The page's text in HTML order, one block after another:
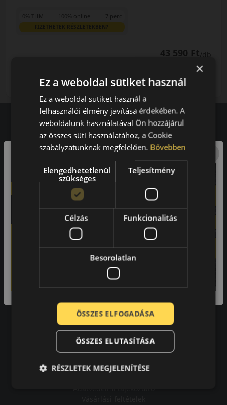
0% THM 100% online 7 perc
FIZETHETEK RÉSZLETEKBEN?
43 590 Ft/db
Kuponkód másolása
db KOSÁRBA
Vásárlói vélemények
97.76%
a vásárlók közül ajánlaná ismerősének ezt a boltot.
21659
vélemény alapján
-
A bolt vásárlója
Minden tökéletesen működik.
Impresszum
×
Ez a weboldal sütiket használ
Ez a weboldal sütiket használ a
felhasználói élmény javítása érdekében. A
weboldalunk használatával Ön hozzájárul
az összes süti használatához, a Cookie
szabályzatunknak megfelelően. Bővebben
Elengedhetetlenül
szükséges
Teljesítmény
Célzás Funkcionalitás
Besorolatlan
ÖSSZES ELFOGADÁSA
ÖSSZES ELUTASÍTÁSA
RÉSZLETEK MEGJELENÍTÉSE